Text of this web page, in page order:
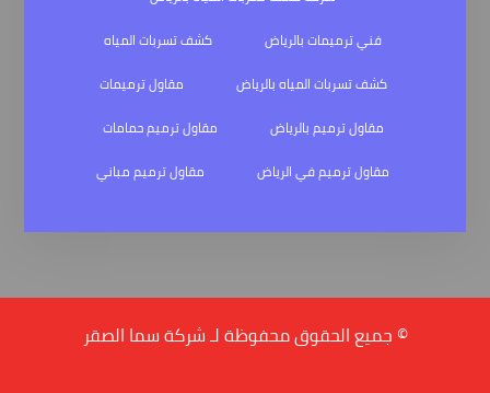
فني ترميمات بالرياض
كشف تسربات المياه
كشف تسربات المياه بالرياض
مقاول ترميمات
مقاول ترميم بالرياض
مقاول ترميم حمامات
مقاول ترميم في الرياض
مقاول ترميم مباني
© جميع الحقوق محفوظة لـ شركة سما الصقر